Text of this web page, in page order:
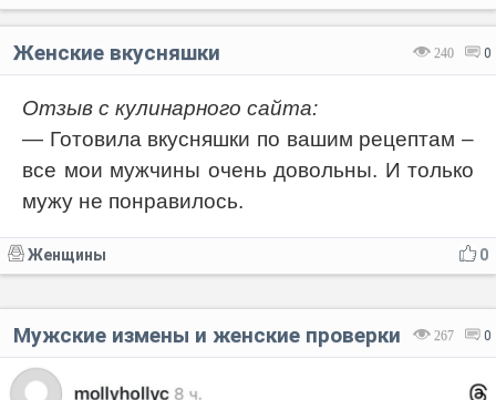
240 0
Женские вкусняшки
Отзыв с кулинарного сайта:
— Готовила вкусняшки по вашим рецептам –
все мои мужчины очень довольны. И только
мужу не понравилось.
0
Женщины
267 0
Мужские измены и женские проверки